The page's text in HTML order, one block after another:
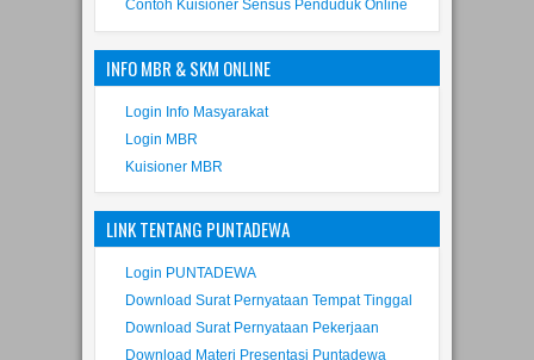
Login Info Masyarakat
Login MBR
Kuisioner MBR
Login PUNTADEWA
Download Surat Pernyataan Tempat Tinggal
Download Surat Pernyataan Pekerjaan
Download Materi Presentasi Puntadewa